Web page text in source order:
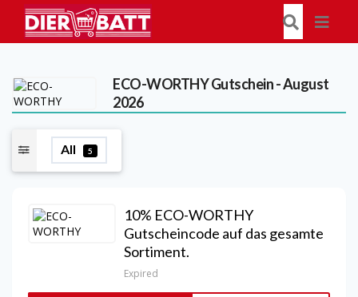
ECO-WORTHYGutschein - August
2026
All 5
10% ECO-WORTHY
Gutscheincode auf das gesamte
Sortiment.
Expired